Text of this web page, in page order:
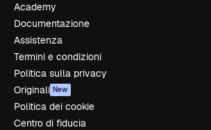
Academy
Documentazione
Assistenza
Termini e condizioni
Politica sulla privacy
Originali New
Politica dei cookie
Centro di fiducia